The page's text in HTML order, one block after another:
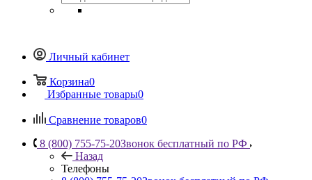
Личный кабинет
Корзина0
Избранные товары0
Сравнение товаров0
8 (800) 755-75-20Звонок бесплатный по РФ
Назад
Телефоны